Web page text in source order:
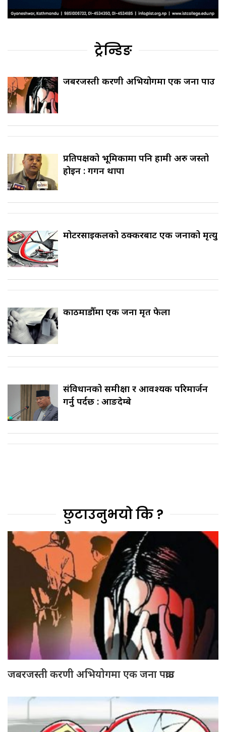
ट्रेन्डिङ
जबरजस्ती करणी अभियोगमा एक जना पक्राउ
प्रतिपक्षको भूमिकामा पनि हामी अरु जस्तो
होइन : गगन थापा
मोटरसाइकलको ठक्करबाट एक जनाको मृत्यु
काठमाडौँमा एक जना मृत फेला
संविधानको समीक्षा र आवश्यक परिमार्जन
गर्नु पर्दछ : आङदेम्बे
छुटाउनुभयो कि ?
जबरजस्ती करणी अभियोगमा एक जना पक्राउ